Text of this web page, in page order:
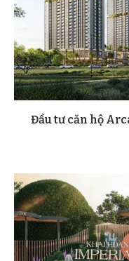
Đầu tư căn hộ